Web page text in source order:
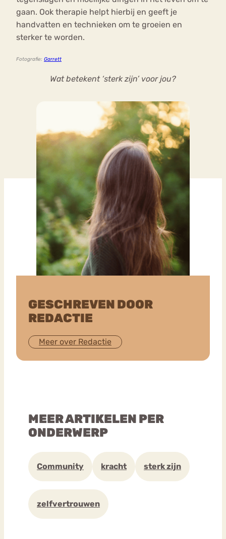
gaan. Ook therapie helpt hierbij en geeft je
handvatten en technieken om te groeien en
sterker te worden.
Fotografie: Garrett
Wat betekent ‘sterk zijn’ voor jou?
GESCHREVEN DOOR
REDACTIE
Meer over Redactie
MEER ARTIKELEN PER
ONDERWERP
Community kracht sterk zijn
zelfvertrouwen